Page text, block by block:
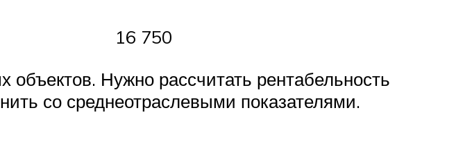
16 750
Нужно рассчитать рентабельность
со среднеотраслевыми показателями.